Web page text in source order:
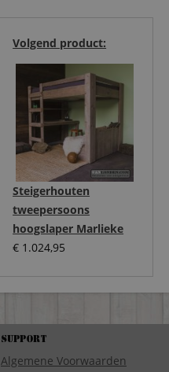
Volgend product:
Steigerhouten
tweepersoons
hoogslaper Marlieke
€ 1.024,95
Support
Algemene Voorwaarden